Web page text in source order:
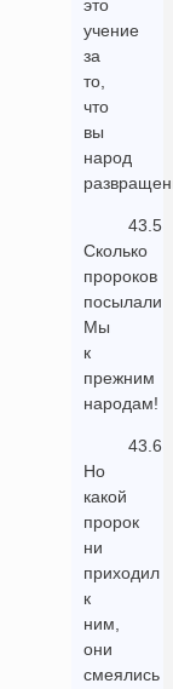
это
учение
за
то,
что
вы
народ
43.5
Сколько
пророков
посылали
Мы
к
прежним
народам!
43.6
Но
какой
пророк
ни
приходил
к
ним,
они
смеялись